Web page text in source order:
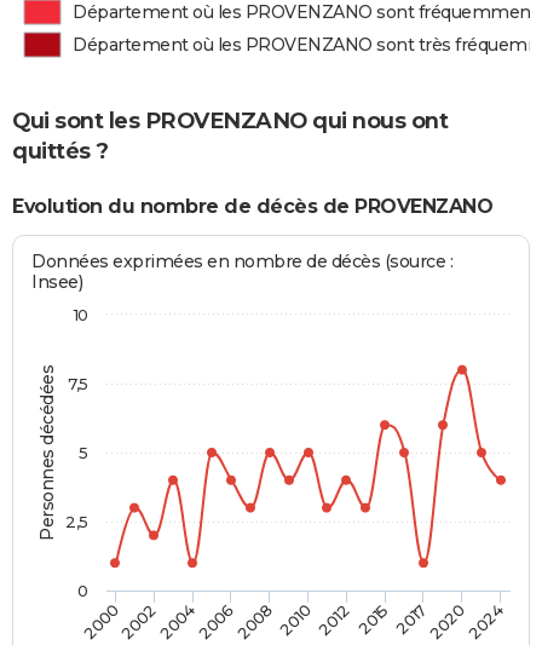
Département où les PROVENZANO sont fréquemment
Département où les PROVENZANO sont très
Qui sont les PROVENZANO qui nous ont
quittés ?
Evolution du nombre de décès de PROVENZANO
Personnes décédées
Données exprimées en nombre de décès (source :
Insee)
200020022004200620082010 2012 2015 201720202024
0
10
2,5
5
7,5